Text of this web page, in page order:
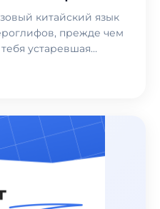
китайский язык
прежде чем
устаревшая